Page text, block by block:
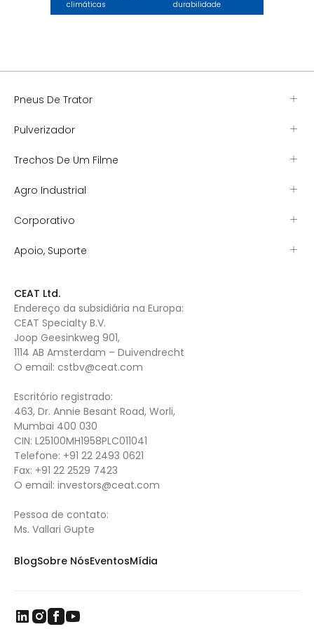
climáticas
durabilidade
Pneus De Trator
Pulverizador
Trechos De Um Filme
Agro Industrial
Corporativo
Apoio, Suporte
CEAT Ltd.
Endereço da subsidiária na Europa:
CEAT Specialty B.V.
Joop Geesinkweg 901,
1114 AB Amsterdam – Duivendrecht
O email: cstbv@ceat.com
Escritório registrado:
463, Dr. Annie Besant Road, Worli,
Mumbai 400 030
CIN: L25100MH1958PLC011041
Telefone: +91 22 2493 0621
Fax: +91 22 2529 7423
O email: investors@ceat.com
Pessoa de contato:
Ms. Vallari Gupte
BlogSobre NósEventosMídia